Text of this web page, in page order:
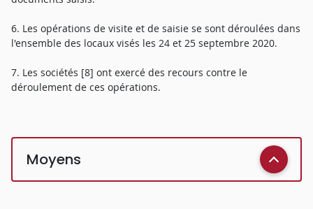
6. Les opérations de visite et de saisie se sont déroulées dans
l'ensemble des locaux visés les 24 et 25 septembre 2020.
7. Les sociétés [8] ont exercé des recours contre le
déroulement de ces opérations.
Moyens